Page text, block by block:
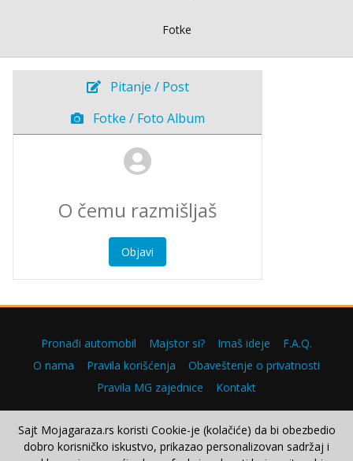
Fotke
Pitanje / Post
Fotke / Foto Album
Objavi
Pronađi automobil Majstor si? Imaš ideje
F.A.Q.
O nama
Pravila korišćenja
Obaveštenje o privatnosti
Pravila MG zajednice
Kontakt
Copyright © 2000–2026.
Sajt Mojagaraza.rs koristi Cookie-je (kolačiće) da bi obezbedio
dobro korisničko iskustvo, prikazao personalizovan sadržaj i